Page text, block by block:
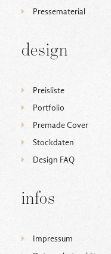
Pressematerial
design
Preisliste
Portfolio
Premade Cover
Stockdaten
Design FAQ
infos
Impressum